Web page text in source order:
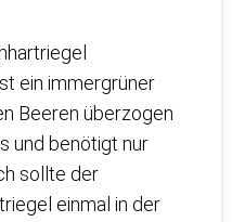
ein immergrüner
Beeren überzogen
und benötigt nur
sollte der
einmal in der